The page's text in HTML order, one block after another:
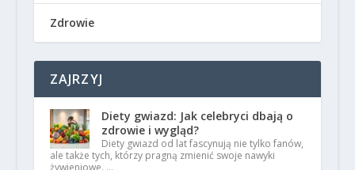
Zdrowie
ZAJRZYJ
Diety gwiazd: Jak celebryci dbają o
zdrowie i wygląd?
Diety gwiazd od lat fascynują nie tylko fanów,
ale także tych, którzy pragną zmienić swoje nawyki
żywieniowe. …